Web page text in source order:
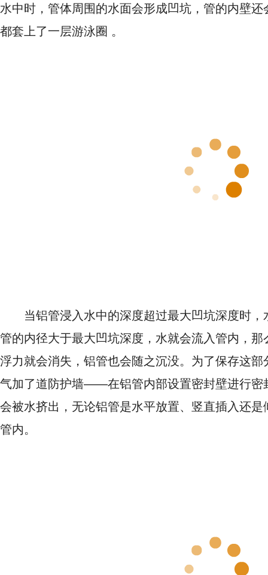
水中时，管体周围的水面会形成凹坑，管的内壁
都套上了一层游泳圈 。
当铝管浸入水中的深度超过最大凹坑深度时
管的内径大于最大凹坑深度，水就会流入管内，
浮力就会消失，铝管也会随之沉没。为了保存这
气加了道防护墙——在铝管内部设置密封壁进行密
会被水挤出，无论铝管是水平放置、竖直插入还
管内。